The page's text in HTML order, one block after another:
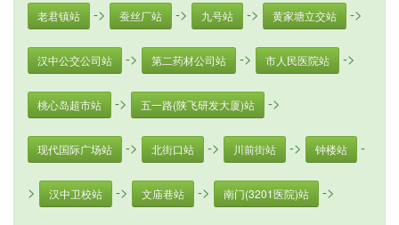
老君镇站 -> 蚕丝厂站 -> 九号站 -> 黄家塘立交站 ->
汉中公交公司站 -> 第二药材公司站 -> 市人民医院站 ->
桃心岛超市站 -> 五一路(陕飞研发大厦)站 ->
现代国际广场站 -> 北街口站 -> 川前街站 -> 钟楼站 -
> 汉中卫校站 -> 文庙巷站 -> 南门(3201医院)站 ->